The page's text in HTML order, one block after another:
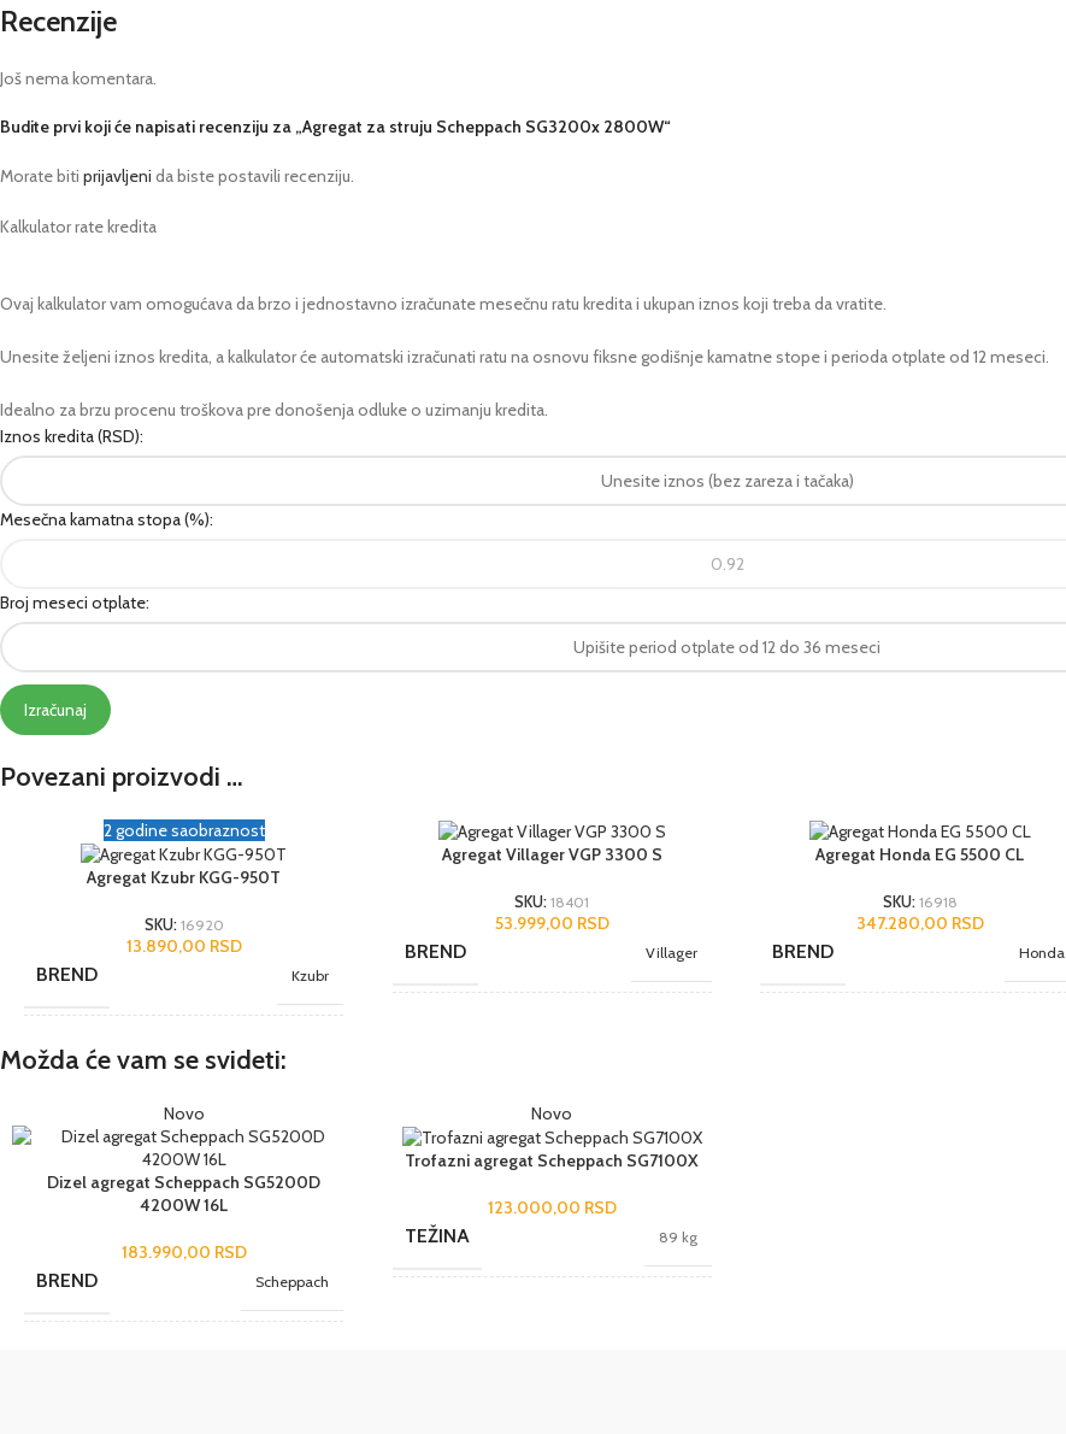
Recenzije
Još nema komentara.
Budite prvi koji će napisati recenziju za „Agregat za struju Scheppach SG3200x 2800W“
Morate biti prijavljeni da biste postavili recenziju.
Kalkulator rate kredita
Ovaj kalkulator vam omogućava da brzo i jednostavno izračunate mesečnu ratu kredita i ukupan iznos koji treba da vratite.
Unesite željeni iznos kredita, a kalkulator će automatski izračunati ratu na osnovu fiksne godišnje kamatne stope i perioda otplate od 12 meseci.
Idealno za brzu procenu troškova pre donošenja odluke o uzimanju kredita.
Iznos kredita (RSD):
Mesečna kamatna stopa (%):
Broj meseci otplate:
Izračunaj
Povezani proizvodi …
2 godine saobraznost
Agregat Kzubr KGG-950T
SKU: 16920
13.890,00 RSD
BREND Kzubr
GARANCIJA I
2 godine
JEDINICA MERE
Benzinski
Agregat Villager VGP 3300 S
SKU:18401
53.999,00 RSD
BREND Villager
JEDINICA MERE
Agromarket
Agregat Honda EG 5500 CL
SKU: 16918
347.280,00 RSD
BREND Honda
Možda će vam se svideti:
Novo
Dizel agregat Scheppach SG5200D
4200W 16L
183.990,00 RSD
BREND Scheppach
Novo
Trofazni agregat Scheppach SG7100X
123.000,00 RSD
TEŽINA 89 kg